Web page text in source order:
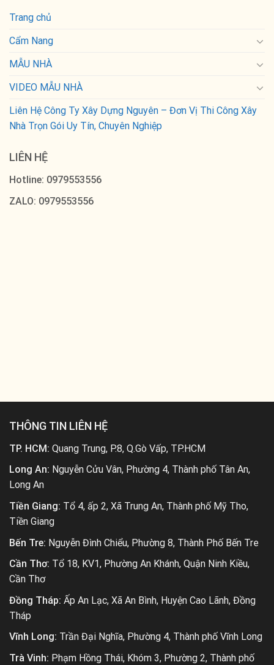
Trang chủ
Cẩm Nang
MẪU NHÀ
VIDEO MẪU NHÀ
Liên Hệ Công Ty Xây Dựng Nguyên – Đơn Vị Thi Công Xây
Nhà Trọn Gói Uy Tín, Chuyên Nghiệp
LIÊN HỆ
Hotline: 0979553556
ZALO: 0979553556
THÔNG TIN LIÊN HỆ
TP. HCM: Quang Trung, P.8, Q.Gò Vấp, TP.HCM
Long An: Nguyễn Cửu Vân, Phường 4, Thành phố Tân An,
Long An
Tiền Giang: Tổ 4, ấp 2, Xã Trung An, Thành phố Mỹ Tho,
Tiền Giang
Bến Tre: Nguyễn Đình Chiểu, Phường 8, Thành Phố Bến Tre
Cần Thơ: Tổ 18, KV1, Phường An Khánh, Quận Ninh Kiều,
Cần Thơ
Đồng Tháp: Ấp An Lạc, Xã An Bình, Huyện Cao Lãnh, Đồng
Tháp
Vĩnh Long: Trần Đại Nghĩa, Phường 4, Thành phố Vĩnh Long
Trà Vinh: Phạm Hồng Thái, Khóm 3, Phường 2, Thành phố